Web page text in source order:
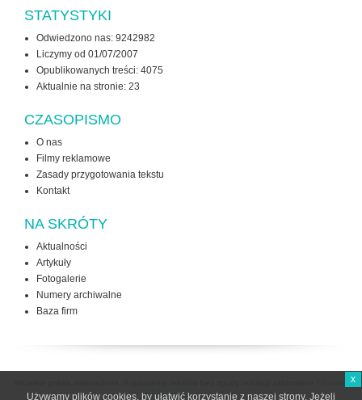
STATYSTYKI
Odwiedzono nas: 9242982
Liczymy od 01/07/2007
Opublikowanych treści: 4075
Aktualnie na stronie: 23
CZASOPISMO
O nas
Filmy reklamowe
Zasady przygotowania tekstu
Kontakt
NA SKRÓTY
Aktualności
Artykuły
Fotogalerie
Numery archiwalne
Baza firm
użytkowania strony
x
Używamy plików cookies, by ułatwić korzystanie z naszej strony. Jeżeli